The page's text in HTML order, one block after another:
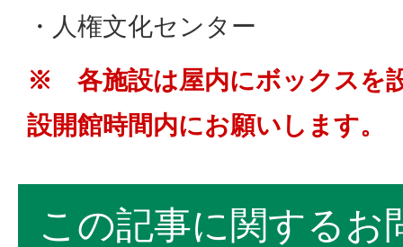
・人権文化センター
※ 各施設は屋内にボックスを
設開館時間内にお願いします。
この記事に関するお